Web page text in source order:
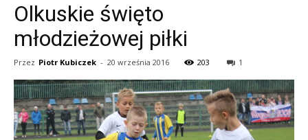
Olkuskie święto
młodzieżowej piłki
Przez Piotr Kubiczek - 20 września 2016 203 1